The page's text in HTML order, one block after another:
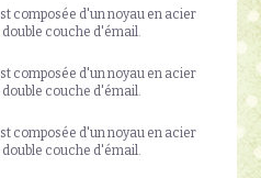
composée d'un noyau en acier
couche d'émail.
composée d'un noyau en acier
couche d'émail.
composée d'un noyau en acier
couche d'émail.